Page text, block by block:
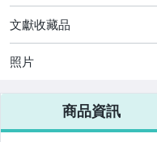
文獻收藏品
照片
商品資訊